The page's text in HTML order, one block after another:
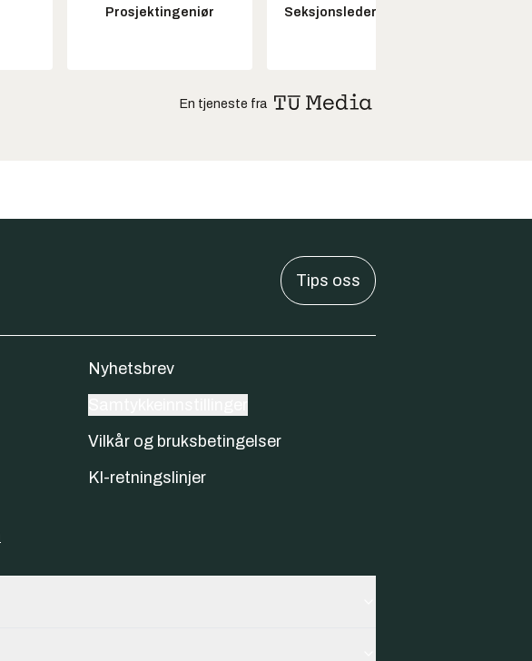
Prosjektingeniør Seksjonsleder Nye Troll
En tjeneste fra
Tips oss
Nyhetsbrev
Vilkår og bruksbetingelser
KI-retningslinjer